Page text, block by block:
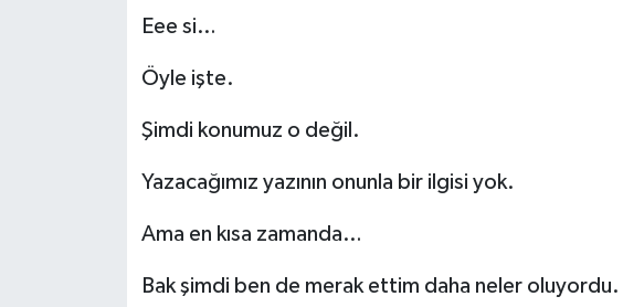
Eee si…
Öyle işte.
Şimdi konumuz o değil.
Yazacağımız yazının onunla bir ilgisi yok.
Ama en kısa zamanda…
Bak şimdi ben de merak ettim daha neler oluyordu.